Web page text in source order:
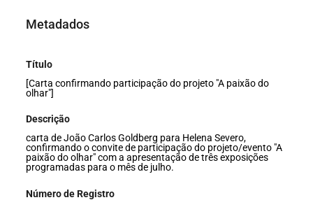
Metadados
Título
[Carta confirmando participação do projeto "A paixão do
olhar"]
Descrição
carta de João Carlos Goldberg para Helena Severo,
confirmando o convite de participação do projeto/evento "A
paixão do olhar" com a apresentação de três exposições
programadas para o mês de julho.
Número de Registro